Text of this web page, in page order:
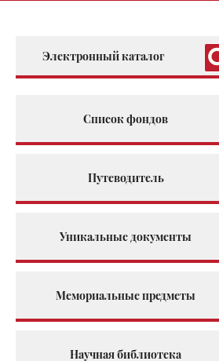
Электронный каталог
Список фондов
Путеводитель
Уникальные документы
Мемориальные предметы
Научная библиотека